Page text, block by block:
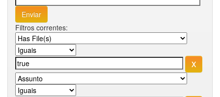
Filtros correntes: